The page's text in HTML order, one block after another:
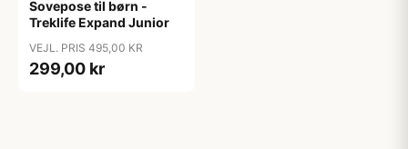
Sovepose til børn -
Treklife Expand Junior
VEJL. PRIS 495,00 KR
299,00 kr